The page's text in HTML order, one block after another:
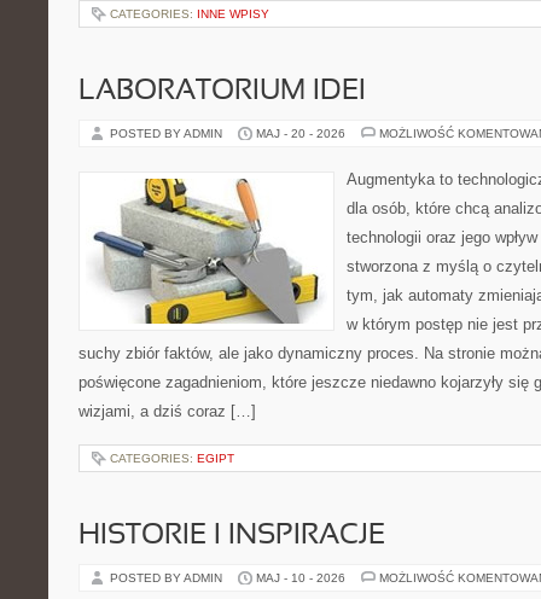
CATEGORIES: INNE WPISY
LABORATORIUM IDEI
POSTED BY ADMIN MAJ - 20 - 2026 MOŻLIWOŚĆ
Augmentyka to
dla osób, które chcą
technologii oraz jego
stworzona z myślą o
tym, jak automaty
w którym postęp nie jest
suchy zbiór faktów, ale jako dynamiczny proces. Na stronie
poświęcone zagadnieniom, które jeszcze niedawno kojarzyły się
wizjami, a dziś coraz […]
CATEGORIES: EGIPT
HISTORIE I INSPIRACJE
POSTED BY ADMIN MAJ - 10 - 2026 MOŻLIWOŚĆ